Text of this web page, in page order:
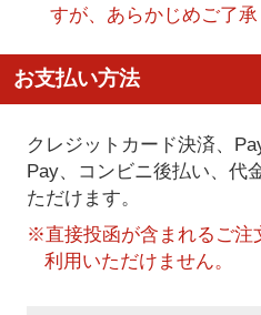
すが、あらかじめご了承
お支払い方法
クレジットカード決済、
Pay、コンビニ後払い、代
ただけます。
※直接投函が含まれるご注
利用いただけません。